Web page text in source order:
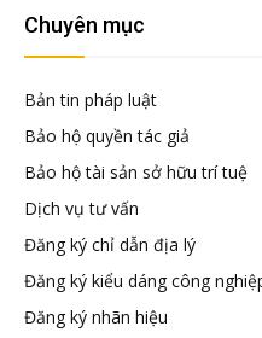
hữuChuyên mục
Bản tin pháp luật
Bảo hộ quyền tác giả
Bảo hộ tài sản sở hữu trí tuệ
Dịch vụ tư vấn
Đăng ký chỉ dẫn địa lý
Đăng ký kiểu dáng công
Đăng ký nhãn hiệu